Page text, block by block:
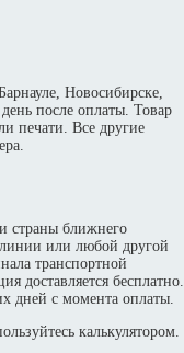
Новосибирске,
после оплаты. Товар
печати. Все другие
страны ближнего
или любой другой
транспортной
доставляется бесплатно.
дней с момента оплаты.
калькулятором.